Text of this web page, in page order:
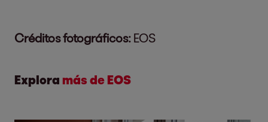
Créditos fotográficos: EOS
Explora más de EOS